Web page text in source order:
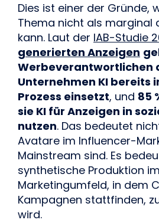
Dies ist einer der Gründe,
Thema nicht als marginal
kann. Laut der IAB-Studie
generierten Anzeigen
Werbeverantwortlichen
Unternehmen KI bereits
Prozess einsetzt, und 85
sie KI für Anzeigen in
nutzen. Das bedeutet
Avatare im Influencer-
Mainstream sind. Es
synthetische Produktion
Marketingumfeld, in dem
Kampagnen stattfinden,
wird.